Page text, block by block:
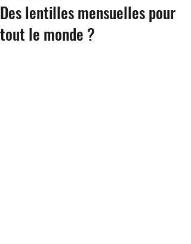
Des lentilles mensuelles pour
tout le monde ?